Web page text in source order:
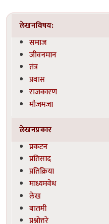
लेखनविषय:
समाज
जीवनमान
तंत्र
प्रवास
राजकारण
मौजमजा
लेखनप्रकार
प्रकटन
प्रतिसाद
प्रतिक्रिया
माध्यमवेध
लेख
बातमी
प्रश्नोत्तरे